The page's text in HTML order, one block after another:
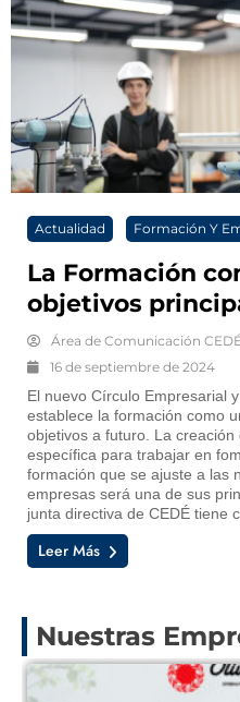
Actualidad Formación Y
La Formación
objetivos
Área de Comunicación
16 de septiembre de 2024
El nuevo Círculo Empresarial
establece la formación como
objetivos a futuro. La creación
específica para trabajar en
formación que se ajuste a las
empresas será una de sus
junta directiva de CEDÉ tiene
Leer Más
Nuestras